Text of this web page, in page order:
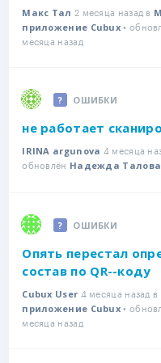
Макс Тал 2 месяца назад в
приложение Cubux •
месяца назад
ОШИБКИ
не работает
IRINA argunova 4 месяца
обновлён Надежда Талова
ОШИБКИ
Опять перестал
состав по QR--коду
Cubux User 4 месяца назад в
приложение Cubux •
месяца назад